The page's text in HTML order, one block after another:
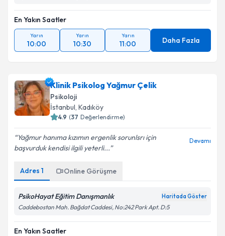
En Yakın Saatler
Yarın
10:00
Yarın
10:30
Yarın
11:00 Daha Fazla
Klinik Psikolog Yağmur Çelik
Psikoloji
İstanbul, Kadıköy
4.9 (37 Değerlendirme)
Yağmur hanıma kızımın ergenlik sorunlsrı için
başvurduk kendisi ilgili yeterli...
Devamı
Adres 1 Online Görüşme
PsikoHayat Eğitim Danışmanlık Haritada Göster
Caddebostan Mah. Bağdat Caddesi, No:242 Park Apt. D:5
En Yakın Saatler